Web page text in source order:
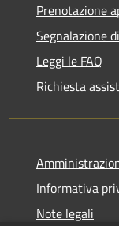
Prenotazione
Segnalazione
Leggi le FAQ
Richiesta
Informativa
Note legali